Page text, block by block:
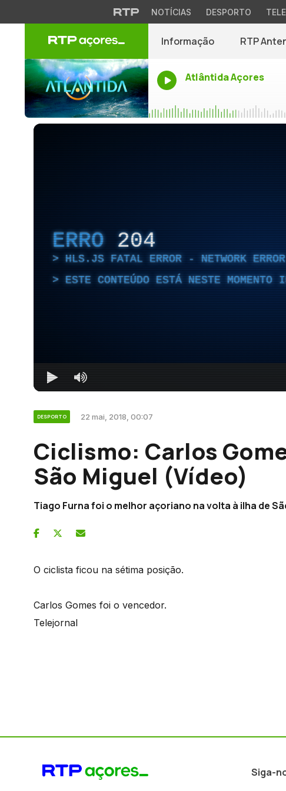
NOTÍCIAS DESPORTO
Informação RTP
Atlântida Açores
ERRO 204
HLS.JS FATAL ERROR - NETWORK ERROR
ESTE CONTEÚDO ESTÁ NESTE MOMENTO
DESPORTO 22 mai, 2018, 00:07
Ciclismo: Carlos
São Miguel (Vídeo)
Tiago Furna foi o melhor açoriano na volta à ilha de
O ciclista ficou na sétima posição.
Carlos Gomes foi o vencedor.
Telejornal
Siga-